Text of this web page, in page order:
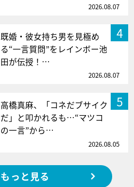
2026.08.07
4
既婚・彼女持ち男を見極め
る“一言質問”をレインボー池
田が伝授！…
2026.08.07
5
高橋真麻、「コネだブサイク
だ」と叩かれるも…“マツコ
の一言”から…
2026.08.05
もっと見る